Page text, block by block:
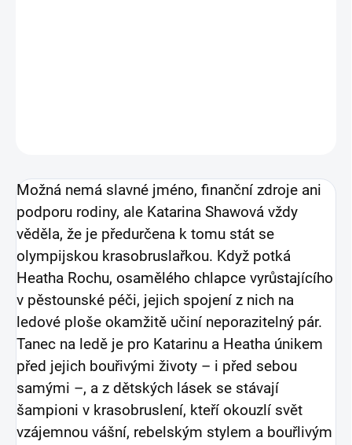
Možná nemá slavné jméno, finanční zdroje ani
podporu rodiny, ale Katarina Shawová vždy
věděla, že je předurčena k tomu stát se
olympijskou krasobruslařkou. Když potká
Heatha Rochu, osamělého chlapce vyrůstajícího
v pěstounské péči, jejich spojení z nich na
ledové ploše okamžitě učiní neporazitelný pár.
Tanec na ledě je pro Katarinu a Heatha únikem
před jejich bouřivými životy – i před sebou
samými –, a z dětských lásek se stávají
šampioni v krasobruslení, kteří okouzlí svět
vzájemnou vášní, rebelským stylem a bouřlivým